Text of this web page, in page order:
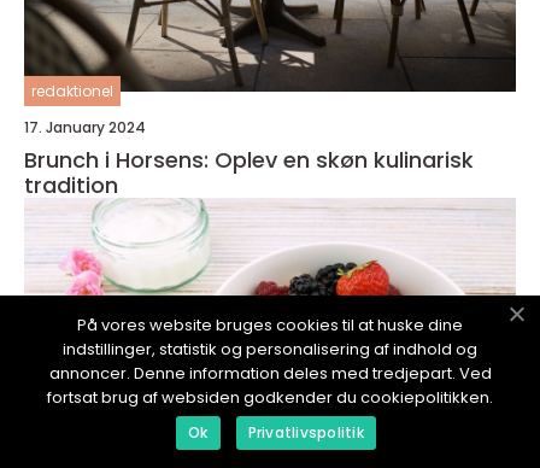
redaktionel
17. January 2024
Brunch i Horsens: Oplev en skøn kulinarisk
tradition
På vores website bruges cookies til at huske dine
indstillinger, statistik og personalisering af indhold og
annoncer. Denne information deles med tredjepart. Ved
fortsat brug af websiden godkender du cookiepolitikken.
Ok Privatlivspolitik